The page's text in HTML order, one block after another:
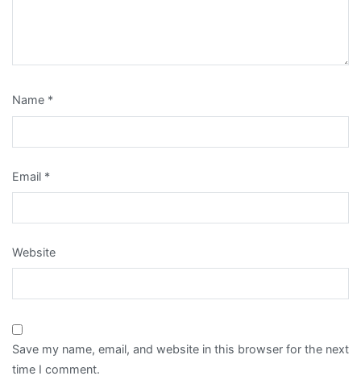
Name *
Email *
Website
Save my name, email, and website in this browser for the next
time I comment.